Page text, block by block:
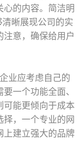
心的内容。简洁明
晰展现公司的实
注意，确保给用户
业应考虑自己的
一个功能全面、
可能更倾向于成本
，一个专业的网
上建立强大的品牌